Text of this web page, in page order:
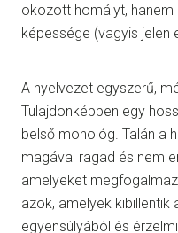
okozott homályt,
képessége (vagyis jelen
A nyelvezet egyszerű,
Tulajdonképpen egy
belső monológ. Talán a
magával ragad és nem
amelyeket
azok, amelyek kibillentik
egyensúlyából és